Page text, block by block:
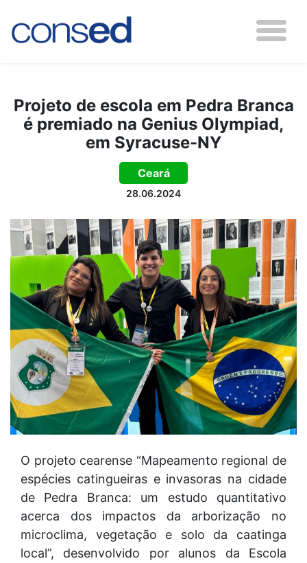
Projeto de escola em Pedra Branca
é premiado na Genius Olympiad,
em Syracuse-NY
Ceará
28.06.2024
O projeto cearense “Mapeamento regional de
espécies catingueiras e invasoras na cidade
de Pedra Branca: um estudo quantitativo
acerca dos impactos da arborização no
microclima, vegetação e solo da caatinga
local”, desenvolvido por alunos da Escola